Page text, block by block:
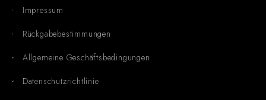
Impressum
Rückgabebestimmungen
Allgemeine Geschäftsbedingungen
Datenschutzrichtlinie